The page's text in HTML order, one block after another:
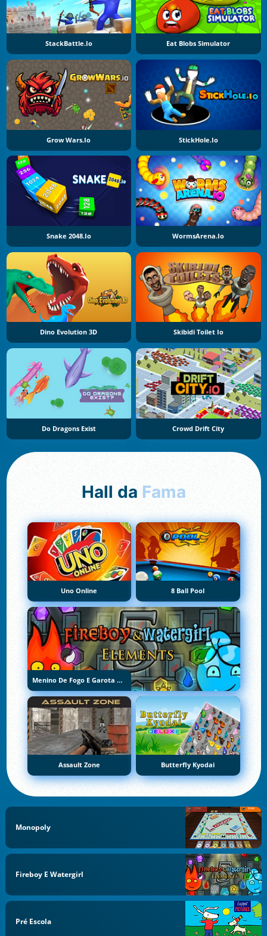
StackBattle.io Eat Blobs Simulator
Grow Wars.io StickHole.io
Snake 2048.io WormsArena.io
Dino Evolution 3D Skibidi Toilet Io
Do Dragons Exist Crowd Drift City
Hall da Fama
Uno Online 8 Ball Pool
Menino De Fogo E Garota De Água 5: Elementos
Assault Zone Butterfly Kyodai
Monopoly
Fireboy E Watergirl
Pré Escola